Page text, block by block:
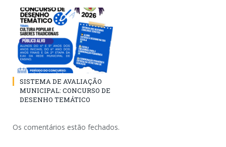
SISTEMA DE AVALIAÇÃO
MUNICIPAL: CONCURSO DE
DESENHO TEMÁTICO
Os comentários estão fechados.